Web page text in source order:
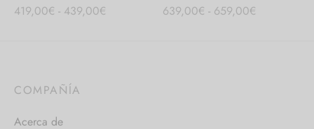
419,00€ - 439,00€
639,00€ - 659,00€Rango
COMPAÑÍA
Acerca de